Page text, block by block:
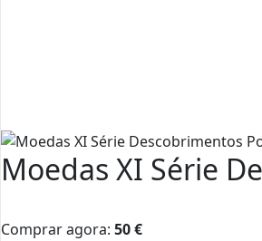
Moedas XI Série
Comprar agora: 50€